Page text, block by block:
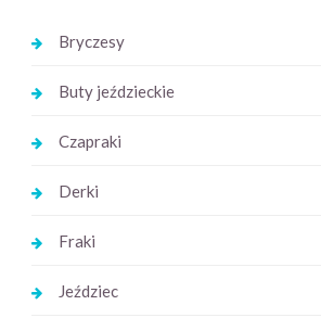
Bryczesy
Buty jeździeckie
Czapraki
Derki
Fraki
Jeździec